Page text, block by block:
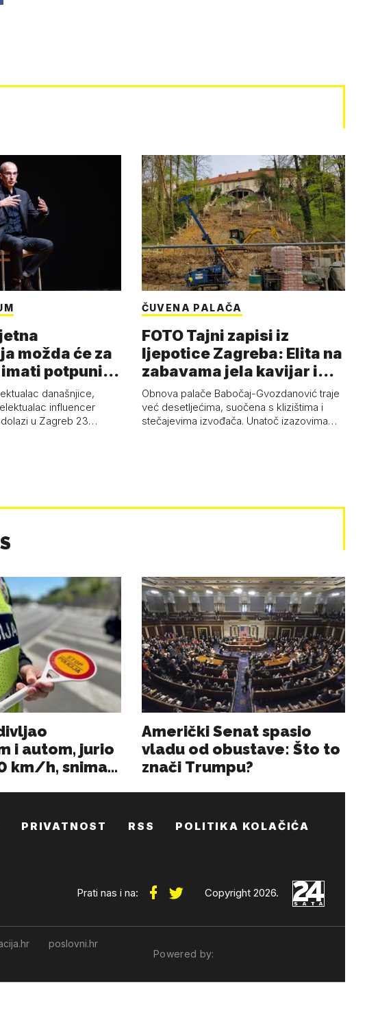
možda će za
potpuni
današnjice,
influencer
dolazi u Zagreb 23…
ČUVENA PALAČA
FOTO Tajni zapisi iz
ljepotice Zagreba: Elita na
zabavama jela kavijar i
pud…
Obnova palače Babočaj-Gvozdanović traje
već desetljećima, suočena s klizištima i
stečajevima izvođača. Unatoč izazovima…
PRIVATNOST RSS POLITIKA KOLAČIĆA
Prati nas i na: Copyright 2026.
poslovni.hr
Powered by: